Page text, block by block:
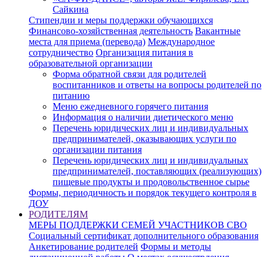
Сайкина
Стипендии и меры поддержки обучающихся
Финансово-хозяйственная деятельность Вакантные
места для приема (перевода) Международное
сотрудничество Организация питания в
образовательной организации
Форма обратной связи для родителей
воспитанников и ответы на вопросы родителей по
питанию
Меню ежедневного горячего питания
Информация о наличии диетического меню
Перечень юридических лиц и индивидуальных
предпринимателей, оказывающих услуги по
организации питания
Перечень юридических лиц и индивидуальных
предпринимателей, поставляющих (реализующих)
пищевые продукты и продовольственное сырье
Формы, периодичность и порядок текущего контроля в
ДОУ
РОДИТЕЛЯМ
МЕРЫ ПОДДЕРЖКИ СЕМЕЙ УЧАСТНИКОВ СВО
Социальный сертификат дополнительного образования
Анкетирование родителей Формы и методы